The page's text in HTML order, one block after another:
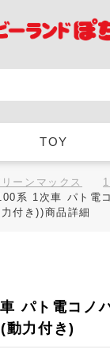
TOY
ーンマックス
系 1次車 パト電
付き))商品詳細
パト電コノ
動力付き)